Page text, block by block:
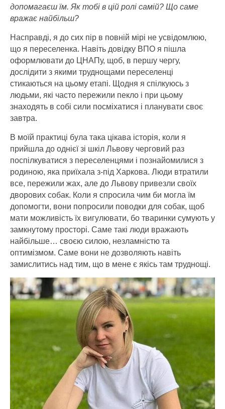
допомагаєш їм. Як тобі в цій ролі самій? Що саме
вражає найбільш?
Насправді, я до сих пір в повній мірі не усвідомлюю,
що я переселенка. Навіть довідку ВПО я пішла
оформлювати до ЦНАПу, щоб, в першу чергу,
дослідити з якими труднощами переселенці
стикаються на цьому етапі. Щодня я спілкуюсь з
людьми, які часто пережили пекло і при цьому
знаходять в собі сили посміхатися і планувати своє
завтра.
В моїй практиці була така цікава історія, коли я
прийшла до однієї зі шкіл Львову черговий раз
поспілкуватися з переселенцями і познайомилися з
родиною, яка приїхала з-під Харкова. Люди втратили
все, пережили жах, але до Львову привезли своїх
дворових собак. Коли я спросила чим би могла їм
допомогти, вони попросили поводки для собак, щоб
мати можливість їх вигулювати, бо тваринки сумують у
замкнутому просторі. Саме такі люди вражають
найбільше… своєю силою, незламністю та
оптимізмом. Саме вони не дозволяють навіть
замислитись над тим, що в мене є якісь там труднощі.